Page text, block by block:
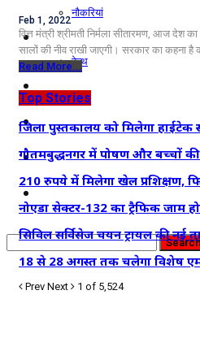
नौकरियां
जीवन शैली
हेल्थ
क्राइम
कृषि
धर्म
विज्ञान तकनीकी
Feb 1, 2022
वित्त मंत्री श्रीमती निर्मला सीतारमण, आज
सालों की नीव राखी जाएगी। सरकार का कहना
Read More...
Top Stories
जिला पुस्तकालय को मिलेगा
गौतमबुद्धनगर में पोषण और बच्चों
210 रुपये में मिलेगा खेल प्रशिक्षण,
नोएडा सेक्टर-132 का ट्रैफिक जाम
सिविल सर्विसेज चयन ट्रायल की नई
18 से 28 अगस्त तक चलेगा विशेष
Prev Next 1 of 5,524